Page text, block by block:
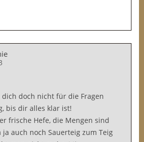
dich doch nicht für die Fragen
bis dir alles klar ist!
frische Hefe, die Mengen sind
auch noch Sauerteig zum Teig